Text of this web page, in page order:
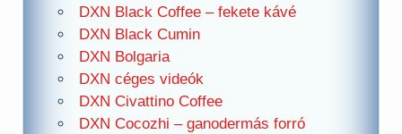
DXN Black Coffee – fekete kávé
DXN Black Cumin
DXN Bolgaria
DXN céges videók
DXN Civattino Coffee
DXN Cocozhi – ganodermás forró